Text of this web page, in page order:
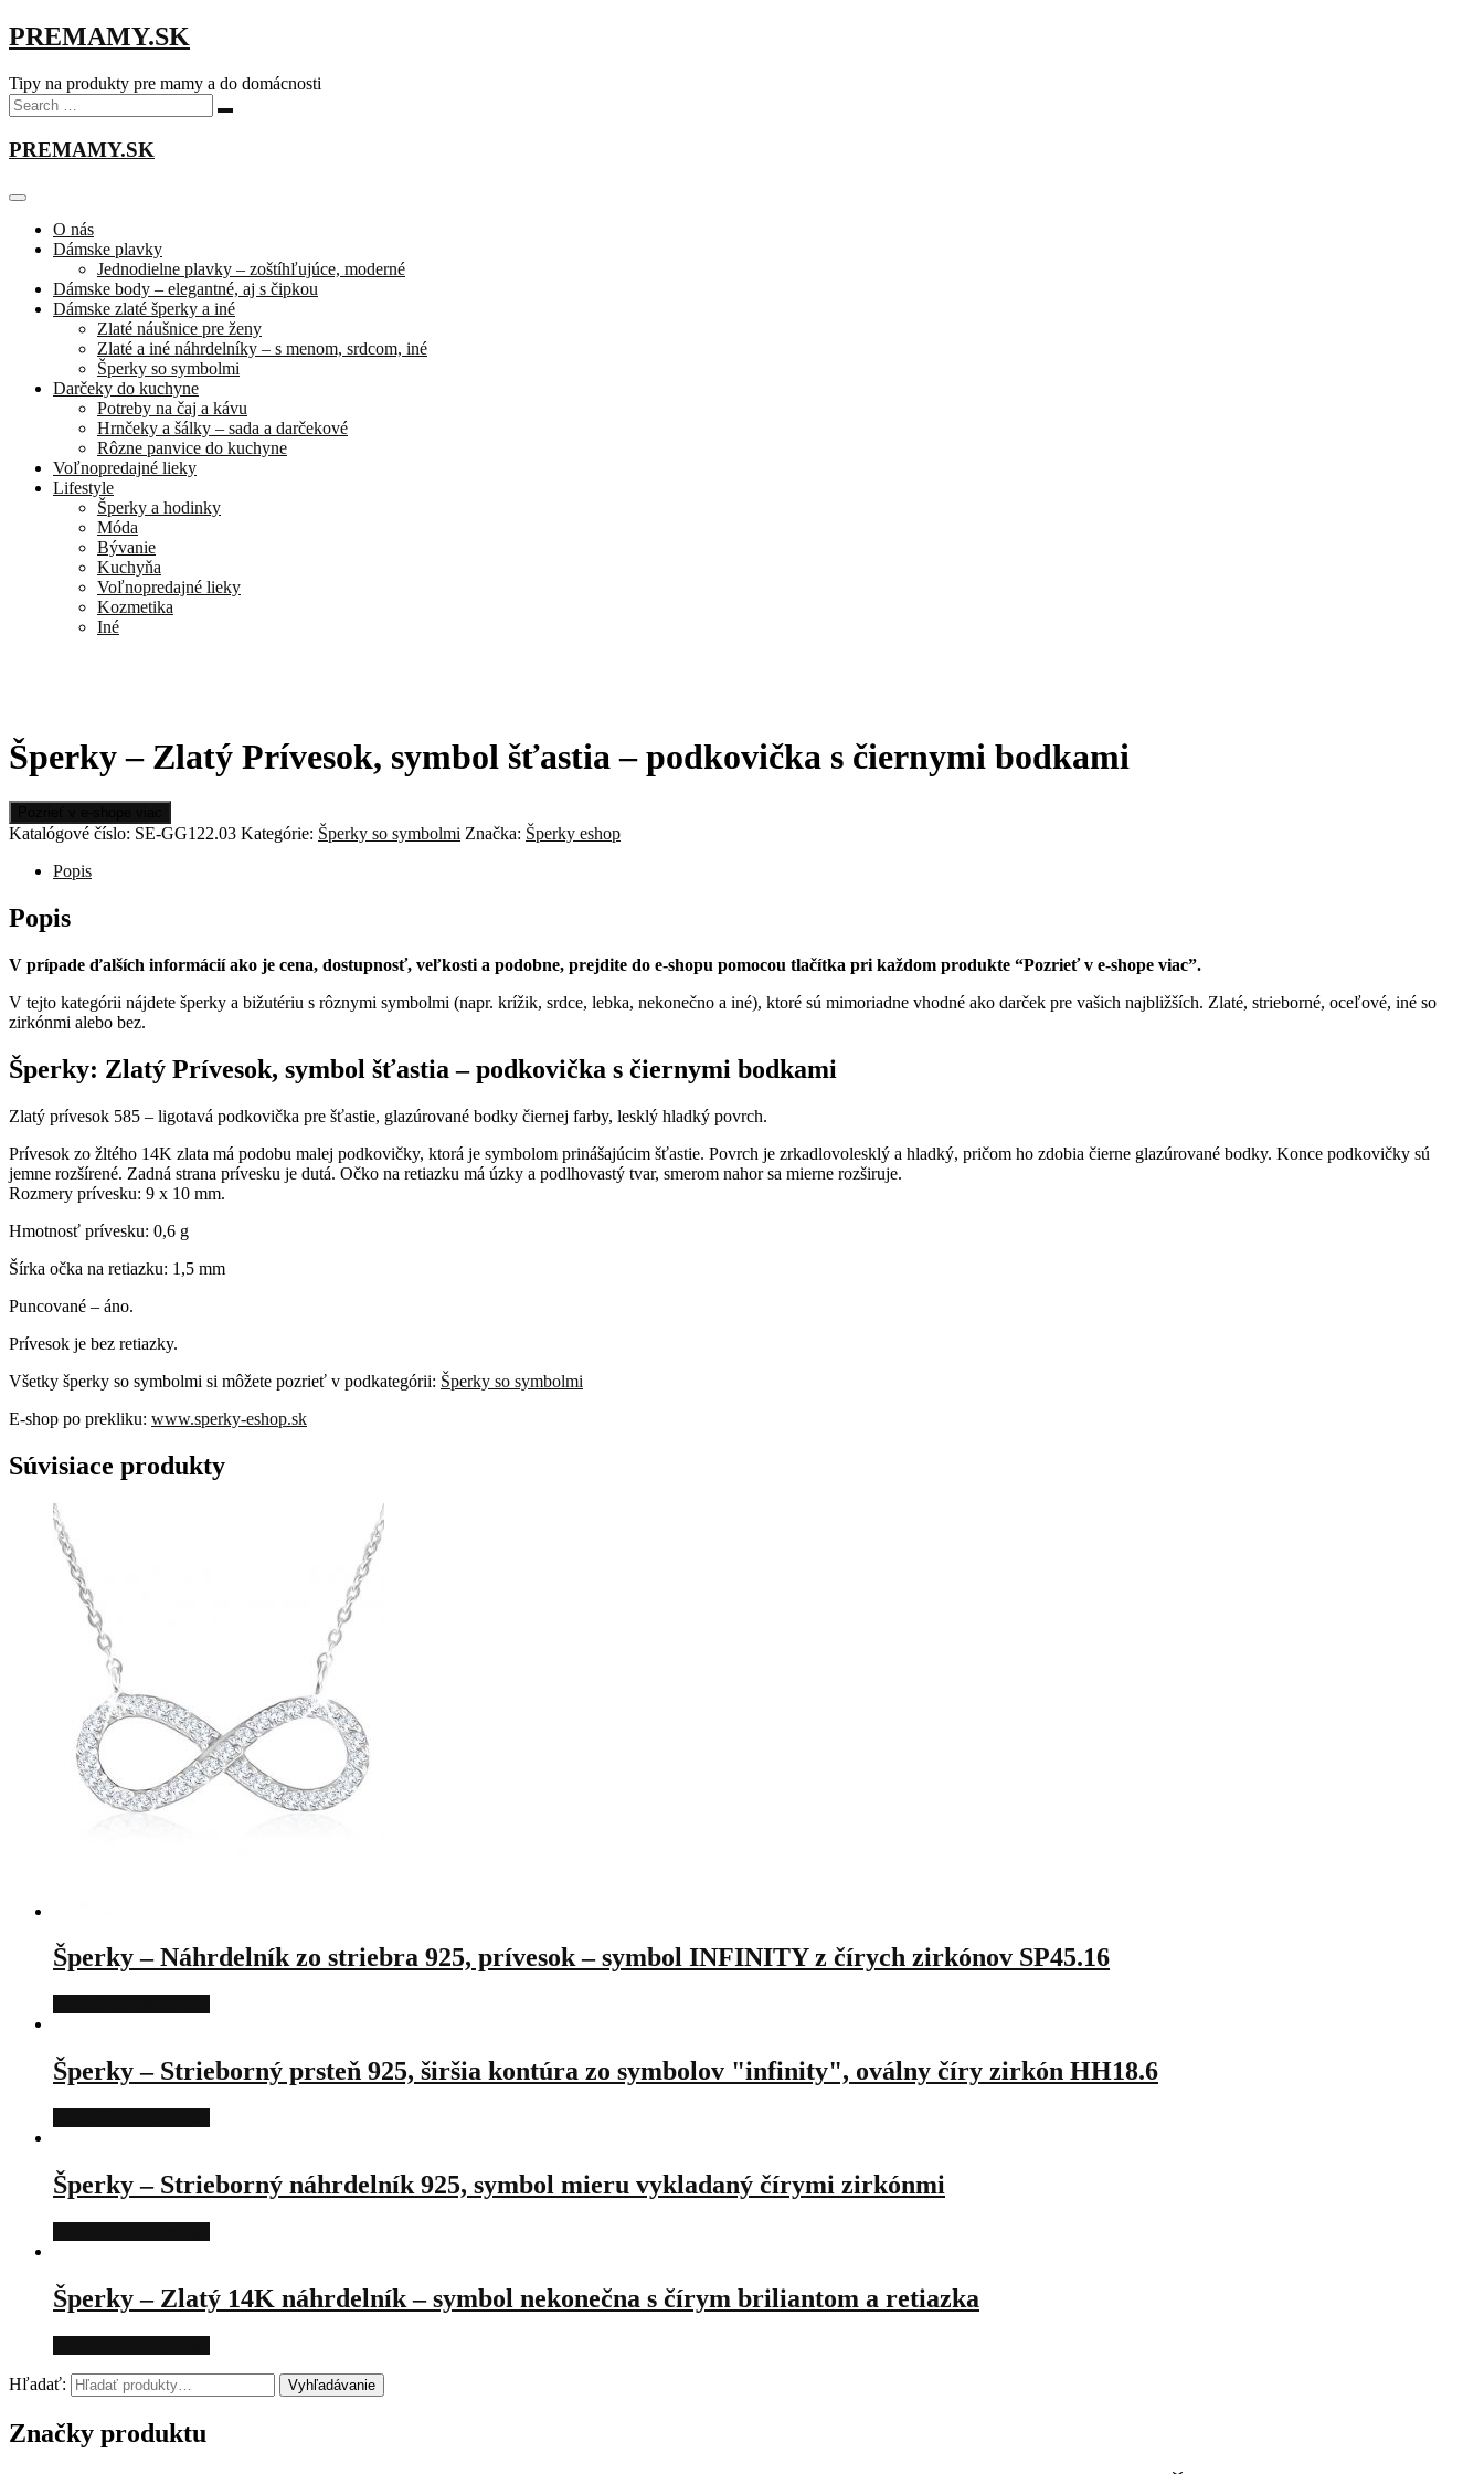
PREMAMY.SK
Tipy na produkty pre mamy a do domácnosti
PREMAMY.SK
O nás
Dámske plavky
Jednodielne plavky – zoštíhľujúce, moderné
Dámske body – elegantné, aj s čipkou
Dámske zlaté šperky a iné
Zlaté náušnice pre ženy
Zlaté a iné náhrdelníky – s menom, srdcom, iné
Šperky so symbolmi
Darčeky do kuchyne
Potreby na čaj a kávu
Hrnčeky a šálky – sada a darčekové
Rôzne panvice do kuchyne
Voľnopredajné lieky
Lifestyle
Šperky a hodinky
Móda
Bývanie
Kuchyňa
Voľnopredajné lieky
Kozmetika
Iné
Šperky – Zlatý Prívesok, symbol šťastia – podkovička s čiernymi bodkami
Katalógové číslo: SE-GG122.03 Kategórie: Šperky so symbolmi Značka: Šperky eshop
Popis
Popis
V prípade ďalších informácií ako je cena, dostupnosť, veľkosti a podobne, prejdite do e-shopu pomocou tlačítka pri každom produkte “Pozrieť v e-shope viac”.
V tejto kategórii nájdete šperky a bižutériu s rôznymi symbolmi (napr. krížik, srdce, lebka, nekonečno a iné), ktoré sú mimoriadne vhodné ako darček pre vašich najbližších. Zlaté, strieborné, oceľové, iné so
zirkónmi alebo bez.
Šperky: Zlatý Prívesok, symbol šťastia – podkovička s čiernymi bodkami
Zlatý prívesok 585 – ligotavá podkovička pre šťastie, glazúrované bodky čiernej farby, lesklý hladký povrch.
Prívesok zo žltého 14K zlata má podobu malej podkovičky, ktorá je symbolom prinášajúcim šťastie. Povrch je zrkadlovolesklý a hladký, pričom ho zdobia čierne glazúrované bodky. Konce podkovičky sú
jemne rozšírené. Zadná strana prívesku je dutá. Očko na retiazku má úzky a podlhovastý tvar, smerom nahor sa mierne rozširuje.
Rozmery prívesku: 9 x 10 mm.
Hmotnosť prívesku: 0,6 g
Šírka očka na retiazku: 1,5 mm
Puncované – áno.
Prívesok je bez retiazky.
Všetky šperky so symbolmi si môžete pozrieť v podkategórii: Šperky so symbolmi
E-shop po prekliku: www.sperky-eshop.sk
Súvisiace produkty
Šperky – Náhrdelník zo striebra 925, prívesok – symbol INFINITY z čírych zirkónov SP45.16
Šperky – Strieborný prsteň 925, širšia kontúra zo symbolov "infinity", oválny číry zirkón HH18.6
Šperky – Strieborný náhrdelník 925, symbol mieru vykladaný čírymi zirkónmi
Šperky – Zlatý 14K náhrdelník – symbol nekonečna s čírym briliantom a retiazka
Hľadať: Vyhľadávanie
Značky produktu